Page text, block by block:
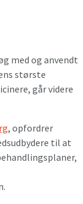
med og anvendt
største
går videre
, opfordrer
til at